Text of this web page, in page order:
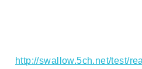
http://swallow.5ch.net/test/